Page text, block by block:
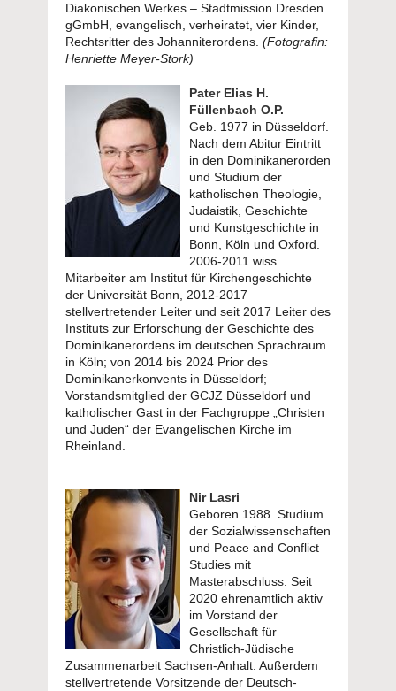
Diakonischen Werkes – Stadtmission Dresden
gGmbH, evangelisch, verheiratet, vier Kinder,
Rechtsritter des Johanniterordens. (Fotografin:
Henriette Meyer-Stork)
Pater Elias H.
Füllenbach O.P.
Geb. 1977 in Düsseldorf.
Nach dem Abitur Eintritt
in den Dominikanerorden
und Studium der
katholischen Theologie,
Judaistik, Geschichte
und Kunstgeschichte in
Bonn, Köln und Oxford.
2006-2011 wiss.
Mitarbeiter am Institut für Kirchengeschichte
der Universität Bonn, 2012-2017
stellvertretender Leiter und seit 2017 Leiter des
Instituts zur Erforschung der Geschichte des
Dominikanerordens im deutschen Sprachraum
in Köln; von 2014 bis 2024 Prior des
Dominikanerkonvents in Düsseldorf;
Vorstandsmitglied der GCJZ Düsseldorf und
katholischer Gast in der Fachgruppe „Christen
und Juden“ der Evangelischen Kirche im
Rheinland.
Nir Lasri
Geboren 1988. Studium
der Sozialwissenschaften
und Peace and Conflict
Studies mit
Masterabschluss. Seit
2020 ehrenamtlich aktiv
im Vorstand der
Gesellschaft für
Christlich-Jüdische
Zusammenarbeit Sachsen-Anhalt. Außerdem
stellvertretende Vorsitzende der Deutsch-